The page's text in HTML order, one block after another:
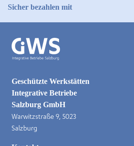
Sicher bezahlen mit
Geschützte Werkstätten
Integrative Betriebe
Salzburg GmbH
Warwitzstraße 9, 5023
Salzburg